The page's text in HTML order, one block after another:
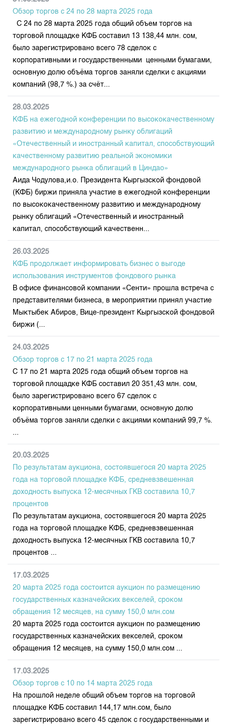
Обзор торгов с 24 по 28 марта 2025 года
С 24 по 28 марта 2025 года общий объем торгов на
торговой площадке КФБ составил 13 138,44 млн. сом,
было зарегистрировано всего 78 сделок с
корпоративными и государственными ценными бумагами,
основную долю объёма торгов заняли сделки с акциями
компаний (98,7 %.) за счёт...
28.03.2025
КФБ на ежегодной конференции по высококачественному
развитию и международному рынку облигаций
«Отечественный и иностранный капитал, способствующий
качественному развитию реальной экономики
международного рынка облигаций в Циндао»
Аида Чодулова,и.о. Президента Кыргызской фондовой
(КФБ) биржи приняла участие в ежегодной конференции
по высококачественному развитию и международному
рынку облигаций «Отечественный и иностранный
капитал, способствующий качественн...
26.03.2025
КФБ продолжает информировать бизнес о выгоде
использования инструментов фондового рынка
В офисе финансовой компании «Сенти» прошла встреча с
представителями бизнеса, в мероприятии принял участие
Мыктыбек Абиров, Вице-президент Кыргызской фондовой
биржи (...
24.03.2025
Обзор торгов с 17 по 21 марта 2025 года
С 17 по 21 марта 2025 года общий объем торгов на
торговой площадке КФБ составил 20 351,43 млн. сом,
было зарегистрировано всего 67 сделок с
корпоративными ценными бумагами, основную долю
объёма торгов заняли сделки с акциями компаний 99,7 %.
...
20.03.2025
По результатам аукциона, состоявшегося 20 марта 2025
года на торговой площадке КФБ, средневзвешенная
доходность выпуска 12-месячных ГКВ составила 10,7
процентов
По результатам аукциона, состоявшегося 20 марта 2025
года на торговой площадке КФБ, средневзвешенная
доходность выпуска 12-месячных ГКВ составила 10,7
процентов ...
17.03.2025
20 марта 2025 года состоится аукцион по размещению
государственных казначейских векселей, сроком
обращения 12 месяцев, на сумму 150,0 млн.сом
20 марта 2025 года состоится аукцион по размещению
государственных казначейских векселей, сроком
обращения 12 месяцев, на сумму 150,0 млн.сом ...
17.03.2025
Обзор торгов с 10 по 14 марта 2025 года
На прошлой неделе общий объем торгов на торговой
площадке КФБ составил 144,17 млн.сом, было
зарегистрировано всего 45 сделок с государственными и